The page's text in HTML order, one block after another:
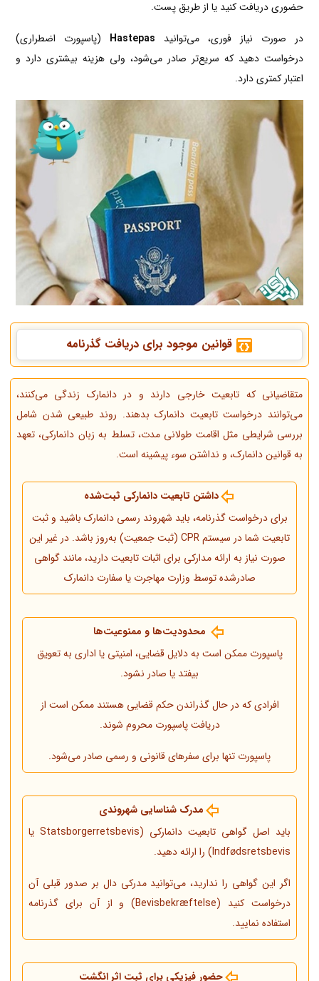
حضوری دریافت کنید یا از طریق پست.
در صورت نیاز فوری، می‌توانید Hastepas (پاسپورت اضطراری)
درخواست دهید که سریع‌تر صادر می‌شود، ولی هزینه بیشتری دارد و
اعتبار کمتری دارد.
قوانین موجود برای دریافت گذرنامه
متقاضیانی که تابعیت خارجی دارند و در دانمارک زندگی می‌کنند،
می‌توانند درخواست تابعیت دانمارک بدهند. روند طبیعی شدن شامل
بررسی شرایطی مثل اقامت طولانی مدت، تسلط به زبان دانمارکی، تعهد
به قوانین دانمارک، و نداشتن سوء پیشینه است.
داشتن تابعیت دانمارکی ثبت‌شده
برای درخواست گذرنامه، باید شهروند رسمی دانمارک باشید و ثبت
تابعیت شما در سیستم CPR (ثبت جمعیت) به‌روز باشد. در غیر این
صورت نیاز به ارائه مدارکی برای اثبات تابعیت دارید، مانند گواهی
صادرشده توسط وزارت مهاجرت یا سفارت دانمارک
محدودیت‌ها و ممنوعیت‌ها
پاسپورت ممکن است به دلایل قضایی، امنیتی یا اداری به تعویق
بیفتد یا صادر نشود.
افرادی که در حال گذراندن حکم قضایی هستند ممکن است از
دریافت پاسپورت محروم شوند.
پاسپورت تنها برای سفرهای قانونی و رسمی صادر می‌شود.
مدرک شناسایی شهروندی
باید اصل گواهی تابعیت دانمارکی (Statsborgerretsbevis یا
Indfødsretsbevis) را ارائه دهید.
اگر این گواهی را ندارید، می‌توانید مدرکی دال بر صدور قبلی آن
درخواست کنید (Bevisbekræftelse) و از آن برای گذرنامه
استفاده نمایید.
حضور فیزیکی برای ثبت اثر انگشت